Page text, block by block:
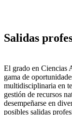
Salidas
El grado en Ciencias
gama de
multidisciplinaria en
gestión de recursos
desempeñarse en
posibles salidas